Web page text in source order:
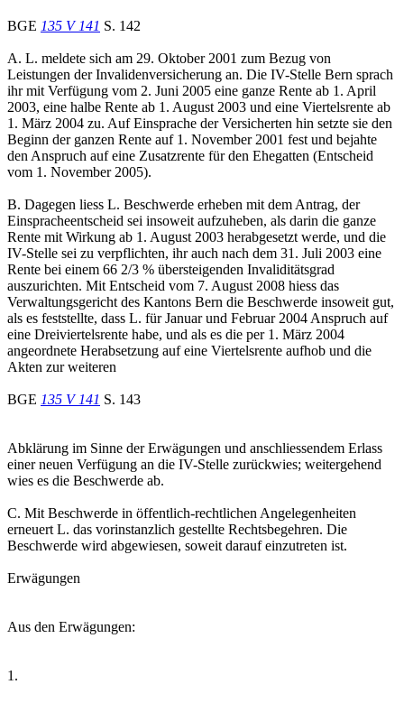
BGE 135 V 141 S. 142
A. L. meldete sich am 29. Oktober 2001 zum Bezug von
Leistungen der Invalidenversicherung an. Die IV-Stelle Bern sprach
ihr mit Verfügung vom 2. Juni 2005 eine ganze Rente ab 1. April
2003, eine halbe Rente ab 1. August 2003 und eine Viertelsrente ab
1. März 2004 zu. Auf Einsprache der Versicherten hin setzte sie den
Beginn der ganzen Rente auf 1. November 2001 fest und bejahte
den Anspruch auf eine Zusatzrente für den Ehegatten (Entscheid
vom 1. November 2005).
B. Dagegen liess L. Beschwerde erheben mit dem Antrag, der
Einspracheentscheid sei insoweit aufzuheben, als darin die ganze
Rente mit Wirkung ab 1. August 2003 herabgesetzt werde, und die
IV-Stelle sei zu verpflichten, ihr auch nach dem 31. Juli 2003 eine
Rente bei einem 66 2/3 % übersteigenden Invaliditätsgrad
auszurichten. Mit Entscheid vom 7. August 2008 hiess das
Verwaltungsgericht des Kantons Bern die Beschwerde insoweit gut,
als es feststellte, dass L. für Januar und Februar 2004 Anspruch auf
eine Dreiviertelsrente habe, und als es die per 1. März 2004
angeordnete Herabsetzung auf eine Viertelsrente aufhob und die
Akten zur weiteren
BGE 135 V 141 S. 143
Abklärung im Sinne der Erwägungen und anschliessendem Erlass
einer neuen Verfügung an die IV-Stelle zurückwies; weitergehend
wies es die Beschwerde ab.
C. Mit Beschwerde in öffentlich-rechtlichen Angelegenheiten
erneuert L. das vorinstanzlich gestellte Rechtsbegehren. Die
Beschwerde wird abgewiesen, soweit darauf einzutreten ist.
Erwägungen
Aus den Erwägungen:
1.